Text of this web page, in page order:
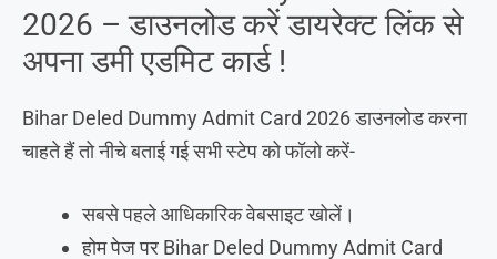
2026 – डाउनलोड करें डायरेक्ट लिंक से
अपना डमी एडमिट कार्ड !
Bihar Deled Dummy Admit Card 2026 डाउनलोड करना
चाहते हैं तो नीचे बताई गई सभी स्टेप को फॉलो करें-
सबसे पहले आधिकारिक वेबसाइट खोलें।
होम पेज पर Bihar Deled Dummy Admit Card